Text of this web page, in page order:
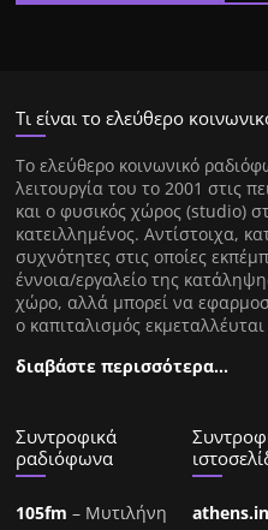
Τι είναι το ελεύθερο
Tο ελεύθερο κοινωνικό
λειτουργία του το 2001 στις
και ο φυσικός χώρος (studio)
κατειλλημένος. Αντίστοιχα,
συχνότητες στις οποίες
έννοια/εργαλείο της
χώρο, αλλά μπορεί να
ο καπιταλισμός
διαβάστε περισσότερα…
Συντροφικά
ραδιόφωνα
105fm – Μυτιλήνη